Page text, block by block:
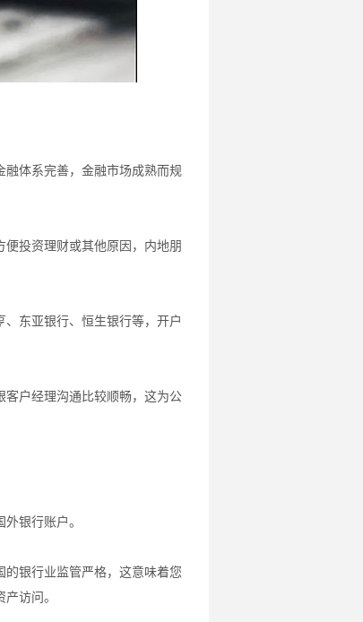
体系完善，金融市场成熟而规
投资理财或其他原因，内地朋
东亚银行、恒生银行等，开户
户经理沟通比较顺畅，这为公
银行账户。
银行业监管严格，这意味着您
访问。